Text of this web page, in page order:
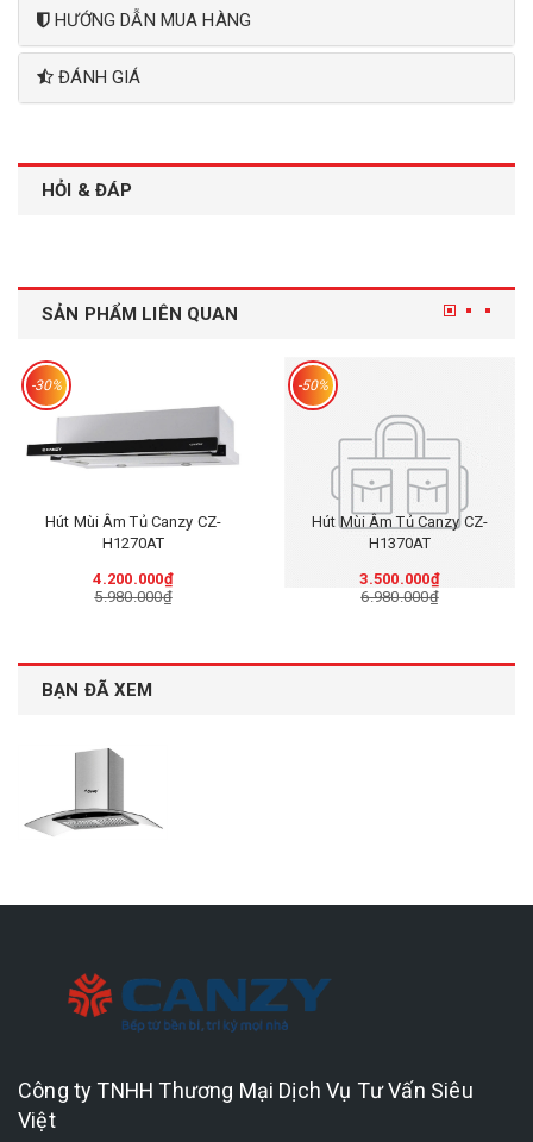
HƯỚNG DẪN MUA HÀNG
ĐÁNH GIÁ
HỎI & ĐÁP
SẢN PHẨM LIÊN QUAN
-30%
Hút Mùi Âm Tủ Canzy CZ-
H1270AT
4.200.000₫
5.980.000₫
-50%
Hút Mùi Âm Tủ Canzy CZ-
H1370AT
3.500.000₫
6.980.000₫
BẠN ĐÃ XEM
Công ty TNHH Thương Mại Dịch Vụ Tư Vấn Siêu
Việt